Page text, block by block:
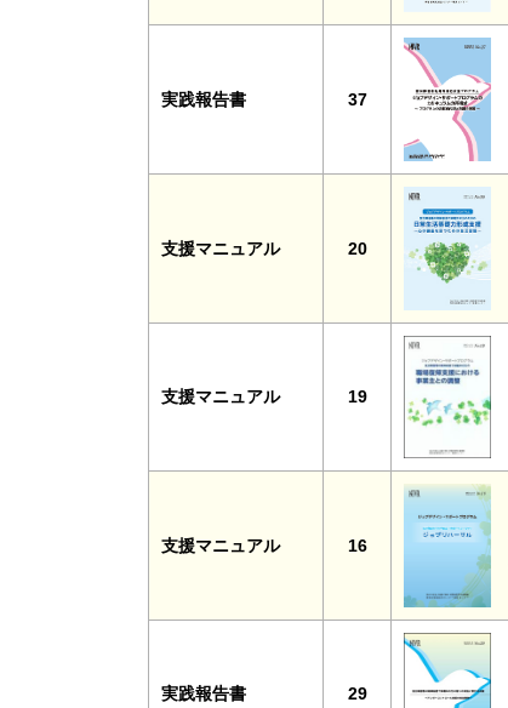
実践報告書 37
支援マニュアル 20
支援マニュアル 19
支援マニュアル 16
実践報告書 29